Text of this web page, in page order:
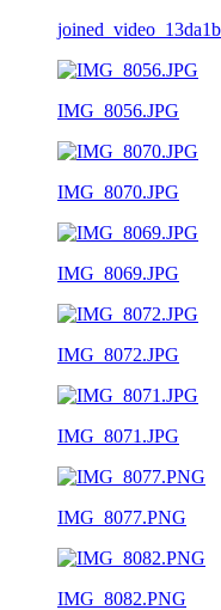
IMG_8056.JPG
IMG_8070.JPG
IMG_8069.JPG
IMG_8072.JPG
IMG_8071.JPG
IMG_8077.PNG
IMG_8082.PNG